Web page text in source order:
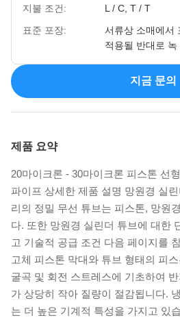
지불 조건:
L / C, T / T
표준 포장:
서류상 소매에서
적용될 반대로 녹
지금 문의
제품 요약
20마이크론 - 30마이크론 피스톤 선
파이프 상세한 제품 설명 망원경 실
리의 정밀 무선 튜브는 피스톤, 망원
다. 또한 망원경 실린더 튜브에 대한
고 기술적 공급 조건 다음 페이지를
고체 피스톤 막대와 튜브 형태의 피
굴곡 및 회전 스트레스에 기초하여
가 상당히 작아 질량이 절감됩니다.
는 더 높은 기계적 특성을 가지고 있